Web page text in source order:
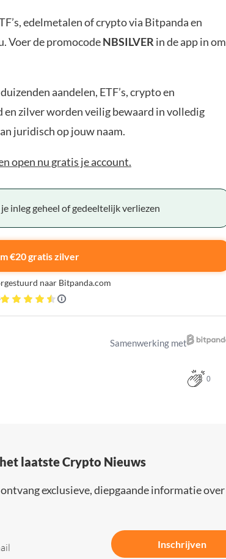
edelmetalen of crypto via Bitpanda en
Voer de promocodeNBSILVER in de app in om
aandelen, ETF’s, crypto en
en zilver worden veilig bewaard in volledig
juridisch op jouw naam.
open nu gratis je account.
inleg geheel of gedeeltelijk verliezen
€20 gratis zilver
naar Bitpanda.com
Samenwerking met
0
laatste Crypto Nieuws
exclusieve, diepgaande informatie over
Inschrijven